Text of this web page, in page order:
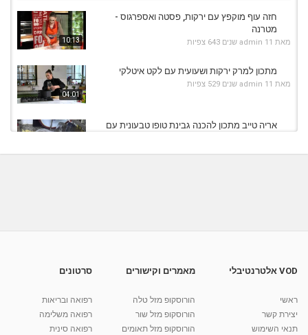
10:13
חזה עוף מוקפץ עם ירקות, פסטה ואספרגוס -
מטרנה
מאת admin 11 שנים 643 צפיות
04:01
מתכון למרק ירקות ושעועית עם לקט איטלקי
מאת admin 11 שנים 529 צפיות
אריה טייב מתכון להכנה גבינת טופו טבעונית עם
מאת
VOD אלטרנטיבלי
ראשי
יצירת קשר
תנאי השימוש
מאמרים וקישורים
הורוסקופ מזל טלה
הורוסקופ מזל שור
הורוסקופ מזל תאומים
סרטונים
רפואה ובריאות
רפואה משלימה
רפואה סינית